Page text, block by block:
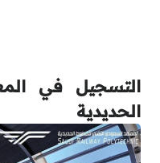
التسجيل في
الحديدية